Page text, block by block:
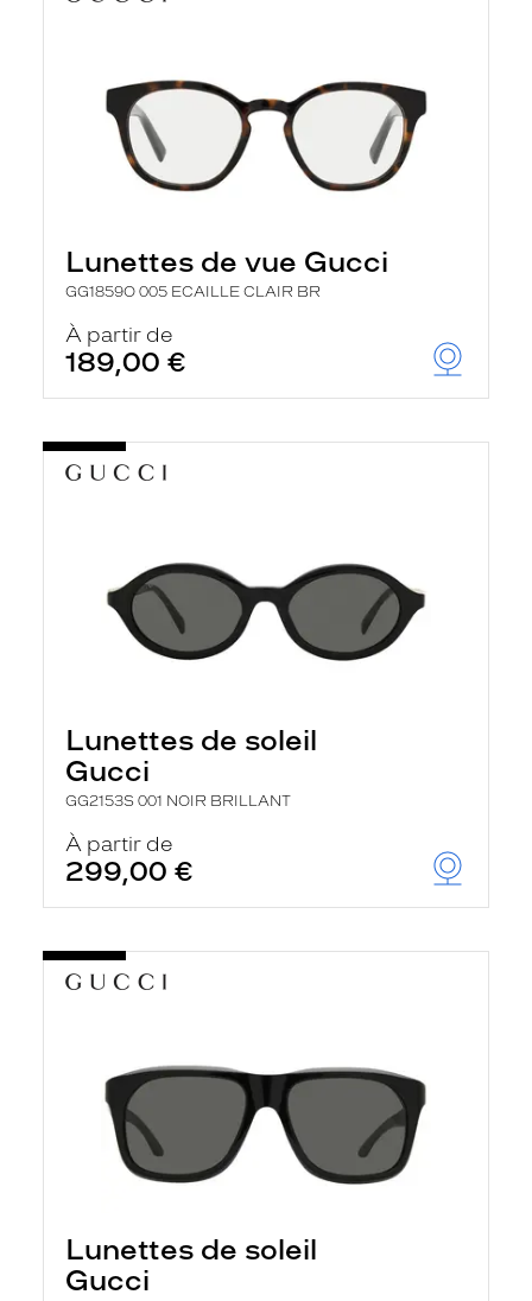
Lunettes de vue Gucci
GG1859O 005 ECAILLE CLAIR BR
À partir de
189,00 €
Lunettes de soleil
Gucci
GG2153S 001 NOIR BRILLANT
À partir de
299,00 €
Lunettes de soleil
Gucci